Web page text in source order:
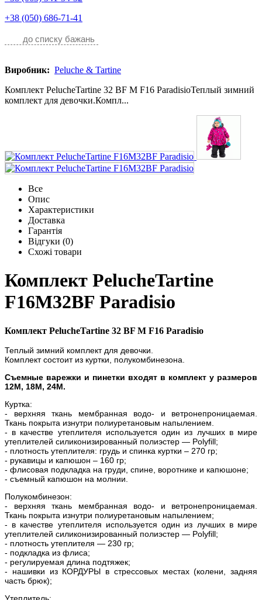
+38 (050) 686-71-41
до списку бажань
Виробник: Peluche & Tartine
Комплект PelucheTartine 32 BF M F16 ParadisioТеплый зимний
комплект для девочки.Компл...
Все
Опис
Характеристики
Доставка
Гарантія
Відгуки (0)
Схожі товари
Комплект PelucheTartine
F16M32BF Paradisio
Комплект PelucheTartine 32 BF M F16 Paradisio
Теплый зимний комплект для девочки.
Комплект состоит из куртки, полукомбинезона.
Съемные варежки и пинетки входят в комплект у размеров
12M, 18M, 24M.
Куртка:
- верхняя ткань мембранная водо- и ветронепроницаемая.
Ткань покрыта изнутри полиуретановым напылением.
- в качестве утеплителя используется один из лучших в мире
утеплителей силиконизированный полиэстер — Polyfill;
- плотность утеплителя: грудь и спинка куртки – 270 гр;
- рукавицы и капюшон – 160 гр;
- флисовая подкладка на груди, спине, воротнике и капюшоне;
- съемный капюшон на молнии.
Полукомбинезон:
- верхняя ткань мембранная водо- и ветронепроницаемая.
Ткань покрыта изнутри полиуретановым напылением;
- в качестве утеплителя используется один из лучших в мире
утеплителей силиконизированный полиэстер — Polyfill;
- плотность утеплителя — 230 гр;
- подкладка из флиса;
- регулируемая длина подтяжек;
- нашивки из КОРДУРЫ в стрессовых местах (колени, задняя
часть брюк);